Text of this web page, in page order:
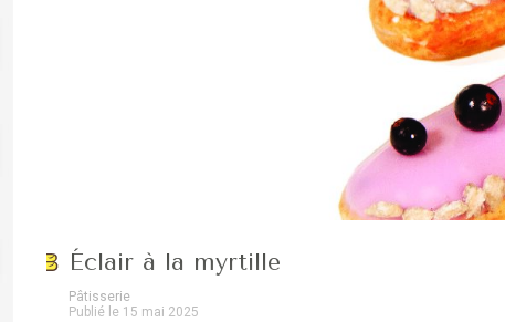
Éclair à la myrtille
Pâtisserie
Publié le 15 mai 2025